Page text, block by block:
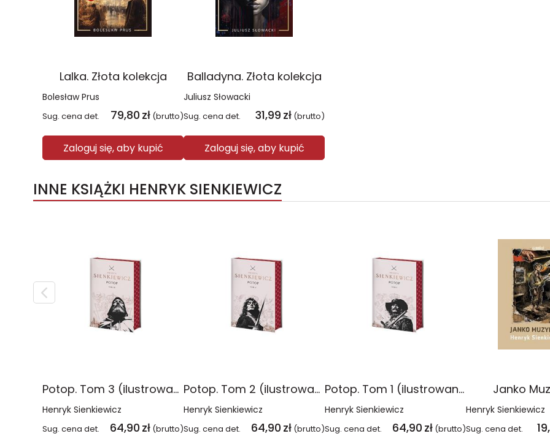
Lalka. Złota kolekcja
Bolesław Prus
Sug. cena det. 79,80 zł (brutto)
Zaloguj się, aby kupić
Balladyna. Złota kolekcja
Juliusz Słowacki
Sug. cena det. 31,99 zł (brutto)
Zaloguj się, aby kupić
INNE KSIĄŻKI HENRYK SIENKIEWICZ
Potop. Tom 3 (ilustrowane brzegi)
Henryk Sienkiewicz
Sug. cena det. 64,90 zł (brutto)
Potop. Tom 2 (ilustrowane brzegi)
Henryk Sienkiewicz
Sug. cena det. 64,90 zł (brutto)
Potop. Tom 1 (ilustrowane brzegi)
Henryk Sienkiewicz
Sug. cena det. 64,90 zł (brutto)
Janko
Henryk Sienkiewicz
Sug. cena det.